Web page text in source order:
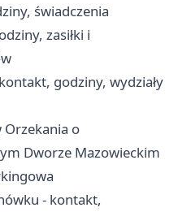
świadczenia
zasiłki i
godziny, wydziały
Orzekania o
Dworze Mazowieckim
- kontakt,